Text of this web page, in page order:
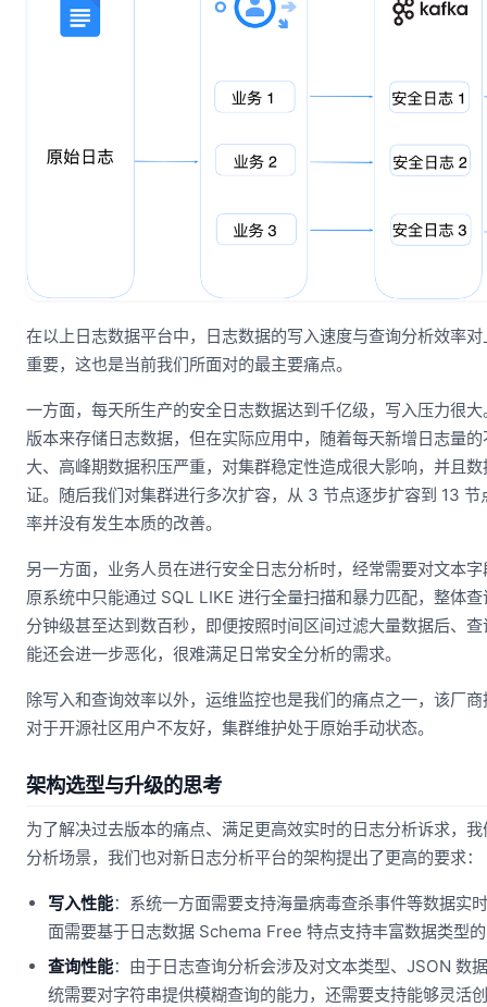
在以上日志数据平台中，日志数据的写入速度与查询分析效率
重要，这也是当前我们所面对的最主要痛点。
一方面，每天所生产的安全日志数据达到千亿级，写入压力很
版本来存储日志数据，但在实际应用中，随着每天新增日志量
大、高峰期数据积压严重，对集群稳定性造成很大影响，并且
证。随后我们对集群进行多次扩容，从 3 节点逐步扩容到 13
率并没有发生本质的改善。
另一方面，业务人员在进行安全日志分析时，经常需要对文本
原系统中只能通过 SQL LIKE 进行全量扫描和暴力匹配，整体
分钟级甚至达到数百秒，即便按照时间区间过滤大量数据后、
能还会进一步恶化，很难满足日常安全分析的需求。
除写入和查询效率以外，运维监控也是我们的痛点之一，该厂
对于开源社区用户不友好，集群维护处于原始手动状态。
架构选型与升级的思考
为了解决过去版本的痛点、满足更高效实时的日志分析诉求，
分析场景，我们也对新日志分析平台的架构提出了更高的要求：
写入性能：系统一方面需要支持海量病毒查杀事件等数据实
面需要基于日志数据 Schema Free 特点支持丰富数据类型
查询性能：由于日志查询分析会涉及对文本类型、JSON 数
统需要对字符串提供模糊查询的能力，还需要支持能够灵活